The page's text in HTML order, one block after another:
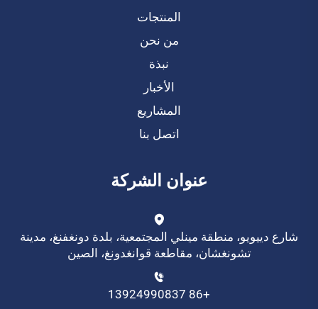
المنتجات
من نحن
نبذة
الأخبار
المشاريع
اتصل بنا
عنوان الشركة
شارع دييويو، منطقة مينلي المجتمعية، بلدة دونغفنغ، مدينة
تشونغشان، مقاطعة قوانغدونغ، الصين
+86 13924990837